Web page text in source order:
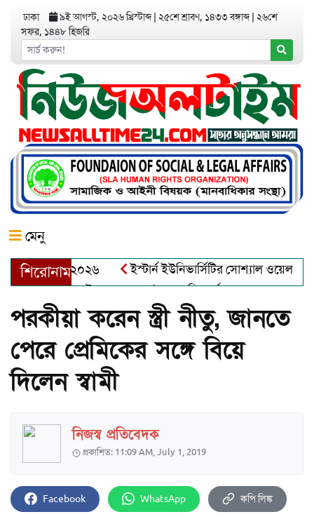
ঢাকা ৯ই আগস্ট, ২০২৬ খ্রিস্টাব্দ ২৫শে শ্রাবণ, ১৪৩৩ বঙ্গাব্দ ২৬শে
সফর, ১৪৪৮ হিজরি
মেনু
শিরোনাম
ইস্টার্ন ইউনিভার্সিটির সোশ্যাল ওয়েলফেয়ার
খালেক এর ইন্তেকাল
আত্মশুদ্ধি অর্জন ও অশুভকে বর্জন করে
পরকীয়া করেন স্ত্রী নীতু, জানতে
পেরে প্রেমিকের সঙ্গে বিয়ে
দিলেন স্বামী
নিজস্ব প্রতিবেদক
প্রকাশিত: 11:09 AM, July 1, 2019
Facebook WhatsApp কপি লিঙ্ক